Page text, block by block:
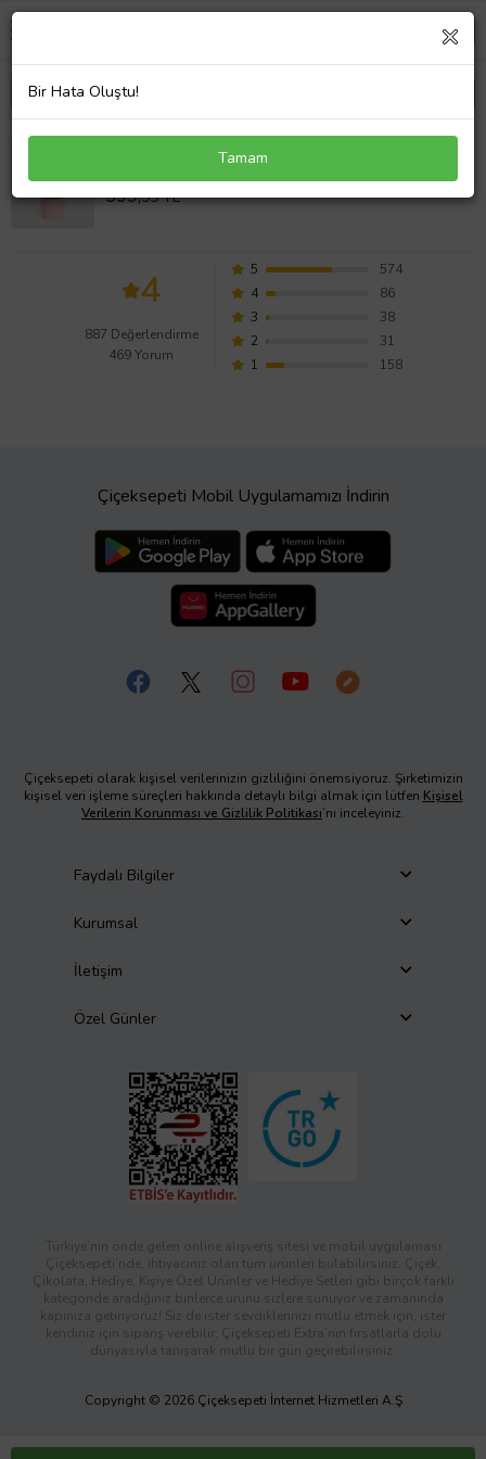
Schefflera Tekli
Değerlendirmeleri
599,99 TL
4
887 Değerlendirme
469 Yorum
5
574
4
86
3
38
2
31
1
158
Çiçeksepeti Mobil Uygulamamızı İndirin
Çiçeksepeti olarak kişisel verilerinizin gizliliğini önemsiyoruz. Şirketimizin
kişisel veri işleme süreçleri hakkında detaylı bilgi almak için lütfen Kişisel
Verilerin Korunması ve Gizlilik Politikası’nı inceleyiniz.
Faydalı Bilgiler
Kurumsal
İletişim
Özel Günler
Türkiye’nin önde gelen online alışveriş sitesi ve mobil uygulaması
Çiçeksepeti’nde, ihtiyacınız olan tüm ürünleri bulabilirsiniz. Çiçek,
Çikolata, Hediye, Kişiye Özel Ürünler ve Hediye Setleri gibi birçok farklı
kategoride aradığınız binlerce ürünü sizlere sunuyor ve zamanında
kapınıza getiriyoruz! Siz de ister sevdiklerinizi mutlu etmek için, ister
kendiniz için sipariş verebilir; Çiçeksepeti Extra’nın fırsatlarla dolu
dünyasıyla tanışarak mutlu bir gün geçirebilirsiniz.
Copyright © 2026 Çiçeksepeti İnternet Hizmetleri A.Ş
Bir Hata Oluştu!
Tamam